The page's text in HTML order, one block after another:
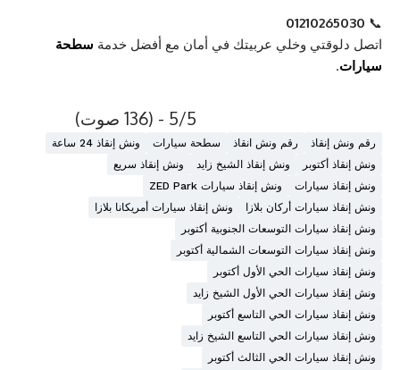
📞
01210265030
اتصل دلوقتي وخلي عربيتك في أمان مع أفضل خدمة سطحة
سيارات.
5/5 - (136 صوت)
رقم ونش إنقاذ رقم ونش انقاذ سطحة سيارات
ونش إنقاذ 24 ساعة
ونش إنقاذ أكتوبر
ونش إنقاذ الشيخ زايد
ونش إنقاذ سريع
ونش إنقاذ سيارات
ونش إنقاذ سيارات ZED Park
ونش إنقاذ سيارات أركان بلازا
ونش إنقاذ سيارات أمريكانا بلازا
ونش إنقاذ سيارات التوسعات الجنوبية أكتوبر
ونش إنقاذ سيارات التوسعات الشمالية أكتوبر
ونش إنقاذ سيارات الحي الأول أكتوبر
ونش إنقاذ سيارات الحي الأول الشيخ زايد
ونش إنقاذ سيارات الحي التاسع أكتوبر
ونش إنقاذ سيارات الحي التاسع الشيخ زايد
ونش إنقاذ سيارات الحي الثالث أكتوبر